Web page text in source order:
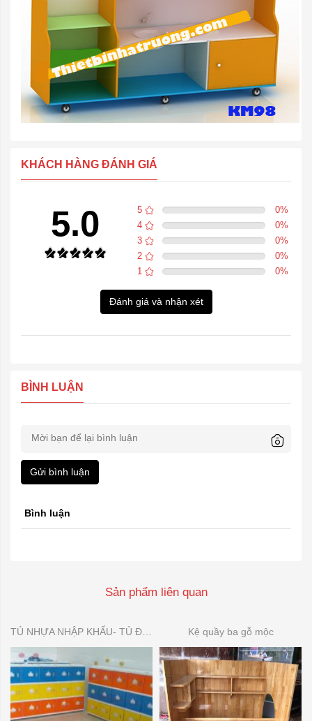
KHÁCH HÀNG ĐÁNH GIÁ
5.0 5 0%
4
0%
3
0%
2
0%
1
0%
Đánh giá và nhận xét
BÌNH LUẬN
Gửi bình luận
Bình luận
Sản phẩm liên quan
Kệ quầy ba gỗ mộc